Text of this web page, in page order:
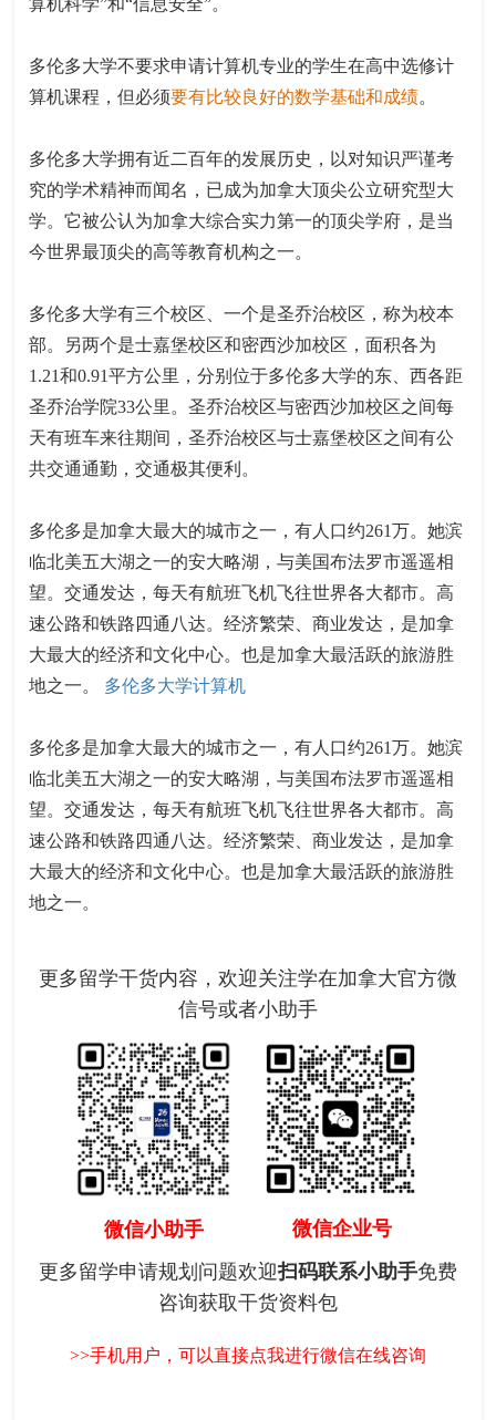
算机科学”和“信息安全”。
多伦多大学不要求申请计算机专业的学生在高中选修计
算机课程，但必须要有比较良好的数学基础和成绩。
多伦多大学拥有近二百年的发展历史，以对知识严谨考
究的学术精神而闻名，已成为加拿大顶尖公立研究型大
学。它被公认为加拿大综合实力第一的顶尖学府，是当
今世界最顶尖的高等教育机构之一。
多伦多大学有三个校区、一个是圣乔治校区，称为校本
部。另两个是士嘉堡校区和密西沙加校区，面积各为
1.21和0.91平方公里，分别位于多伦多大学的东、西各距
圣乔治学院33公里。圣乔治校区与密西沙加校区之间每
天有班车来往期间，圣乔治校区与士嘉堡校区之间有公
共交通通勤，交通极其便利。
多伦多是加拿大最大的城市之一，有人口约261万。她滨
临北美五大湖之一的安大略湖，与美国布法罗市遥遥相
望。交通发达，每天有航班飞机飞往世界各大都市。高
速公路和铁路四通八达。经济繁荣、商业发达，是加拿
大最大的经济和文化中心。也是加拿大最活跃的旅游胜
地之一。 多伦多大学计算机
多伦多是加拿大最大的城市之一，有人口约261万。她滨
临北美五大湖之一的安大略湖，与美国布法罗市遥遥相
望。交通发达，每天有航班飞机飞往世界各大都市。高
速公路和铁路四通八达。经济繁荣、商业发达，是加拿
大最大的经济和文化中心。也是加拿大最活跃的旅游胜
地之一。
更多留学干货内容，欢迎关注学在加拿大官方微
信号或者小助手
微信小助手
微信企业号
更多留学申请规划问题欢迎扫码联系小助手免费
咨询获取干货资料包
>>手机用户，可以直接点我进行微信在线咨询